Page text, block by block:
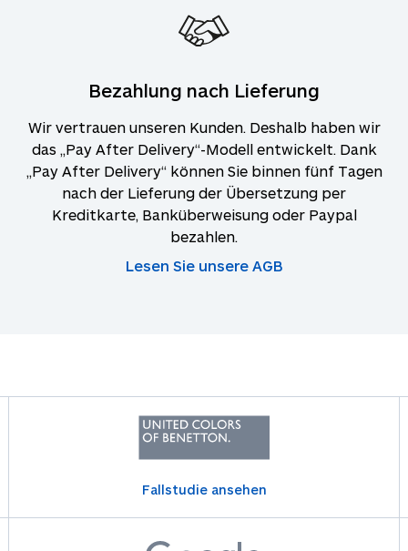
Bezahlung nach Lieferung
Wir vertrauen unseren Kunden. Deshalb haben wir
das „Pay After Delivery“-Modell entwickelt. Dank
„Pay After Delivery“ können Sie binnen fünf Tagen
nach der Lieferung der Übersetzung per
Kreditkarte, Banküberweisung oder Paypal
bezahlen.
Lesen Sie unsere AGB
Fallstudie ansehen